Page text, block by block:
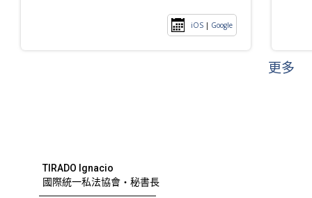
iOS | Google
更多
TIRADO Ignacio
國際統一私法協會・秘書長